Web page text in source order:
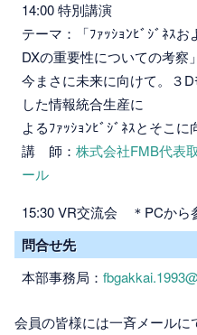
14:00 特別講演
テーマ：「ﾌｧｯｼｮﾝﾋﾞｼﾞﾈｽ
DXの重要性についての考察」
今まさに未来に向けて。３
した情報統合生産に
よるﾌｧｯｼｮﾝﾋﾞｼﾞﾈｽとそこ
講 師： 株式会社FMB代表
ール
15:30 VR交流会 ＊PCから
問合せ先
本部事務局：
会員の皆様には一斉メール